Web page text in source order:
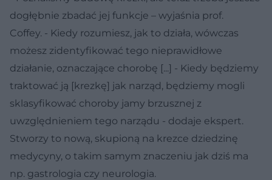
dogłębnie zbadać jej funkcje – wyjaśnia prof.
Coffey. - Kiedy rozumiesz, jak to działa, wówczas
możesz zidentyfikować tego nieprawidłowe
działanie, oznaczające chorobę [...] - Kiedy będziemy
traktować ją [krezkę] jak narząd, będziemy mogli
sklasyfikować choroby jamy brzusznej z
uwzględnieniem tego narządu - dodaje ekspert.
Stworzy to nową, skupioną na krezce dziedzinę
medycyny, o takim samym znaczeniu jak dziś ma
np. gastrologia czy neurologia.